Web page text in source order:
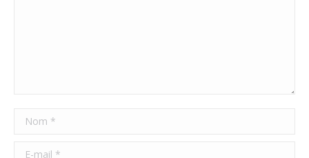
Nom *
E-mail *